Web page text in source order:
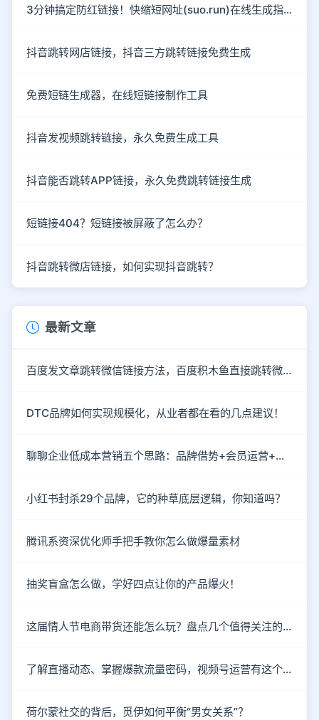
3分钟搞定防红链接！快缩短网址(suo.run)在线生成指南
抖音跳转网店链接，抖音三方跳转链接免费生成
免费短链生成器，在线短链接制作工具
抖音发视频跳转链接，永久免费生成工具
抖音能否跳转APP链接，永久免费跳转链接生成
短链接404？短链接被屏蔽了怎么办？
抖音跳转微店链接，如何实现抖音跳转？
最新文章
百度发文章跳转微信链接方法，百度积木鱼直接跳转微信
DTC品牌如何实现规模化，从业者都在看的几点建议！
聊聊企业低成本营销五个思路：品牌借势+会员运营+情感营销
小红书封杀29个品牌，它的种草底层逻辑，你知道吗？
腾讯系资深优化师手把手教你怎么做爆量素材
抽奖盲盒怎么做，学好四点让你的产品爆火！
这届情人节电商带货还能怎么玩？盘点几个值得关注的新趋势
了解直播动态、掌握爆款流量密码，视频号运营有这个就够了！
荷尔蒙社交的背后，觅伊如何平衡“男女关系”？